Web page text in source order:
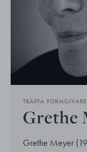
TRÄFFA
Grethe
Grethe Meyer